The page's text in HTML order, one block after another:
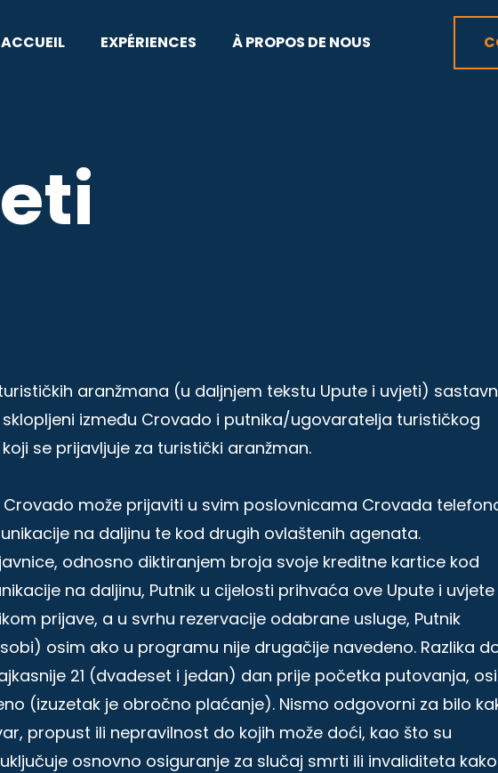
ACCUEIL EXPÉRIENCES À PROPOS DE NOUS
aranžmana (u daljnjem tekstu Upute i uvjeti)
između Crovado i putnika/ugovaratelja turističkog
se prijavljuje za turistički aranžman.
može prijaviti u svim poslovnicama Crovada
na daljinu te kod drugih ovlaštenih agenata.
odnosno diktiranjem broja svoje kreditne kartice kod
na daljinu, Putnik u cijelosti prihvaća ove Upute i uvjete
prijave, a u svrhu rezervacije odabrane usluge, Putnik
osim ako u programu nije drugačije navedeno. Razlika
21 (dvadeset i jedan) dan prije početka putovanja,
(izuzetak je obročno plaćanje). Nismo odgovorni za bilo
propust ili nepravilnost do kojih može doći, kao što su
osnovno osiguranje za slučaj smrti ili invaliditeta kako